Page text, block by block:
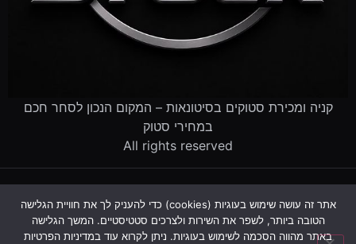
קניה ומכירת סטוקים בסיטונאות – המקום הנכון לסחר חכם
במחירי סטוק
All rights reserved
פינוי עסק שנסגרמדריך סטוקים שאלות ותשובות אודות
צור קשר
אתר זה עושה שימוש בעוגיות (cookies) כדי להעניק לך את חוויית הגלישה
הטובה ביותר, לשפר את השירות ולצרכים סטטיסטיים. המשך הגלישה
באתר מהווה הסכמה לשימוש בעוגיות. ניתן לקרוא עוד במדיניות הפרטיות